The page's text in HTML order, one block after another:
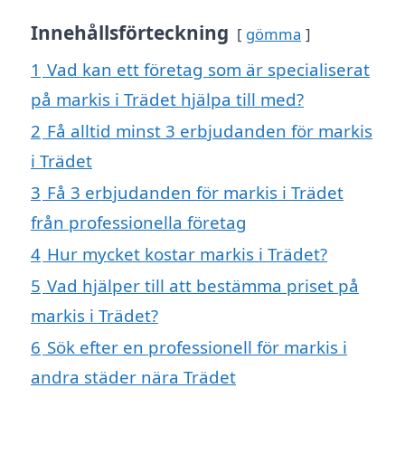
Innehållsförteckning gömma
1 Vad kan ett företag som är specialiserat
på markis i Trädet hjälpa till med?
2 Få alltid minst 3 erbjudanden för markis
i Trädet
3 Få 3 erbjudanden för markis i Trädet
från professionella företag
4 Hur mycket kostar markis i Trädet?
5 Vad hjälper till att bestämma priset på
markis i Trädet?
6 Sök efter en professionell för markis i
andra städer nära Trädet